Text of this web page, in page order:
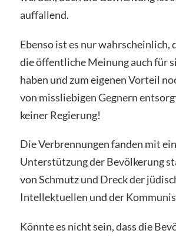
auffallend.
Ebenso ist es nur wahrscheinlich,
die öffentliche Meinung auch für
haben und zum eigenen Vorteil
von missliebigen Gegnern
keiner Regierung!
Die Verbrennungen fanden mit
Unterstützung der Bevölkerung
von Schmutz und Dreck der
Intellektuellen und der
Könnte es nicht sein, dass die